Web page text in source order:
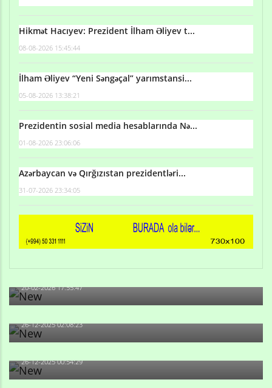
Hikmət Hacıyev: Prezident İlham Əliyev t...
08-08-2026 15:45:44
İlham Əliyev “Yeni Səngəçal” yarımstansi...
05-08-2026 13:38:21
Prezidentin sosial media hesablarında Nə...
01-08-2026 23:06:06
Azərbaycan və Qırğızıstan prezidentləri...
31-07-2026 23:34:05
Qulu Məhərrəmli: Sosial şəbəkələrdə söyüş niyə artıb?
20-02-2026 17:55:47
Məni bura NAZİR GÖNDƏRİB - 1937-ci ildən fəaliyyətdə
olan və...
26-12-2025 02:08:23
-Ay qız, sən məhkəməni udmayacaqsan... Sən bilirsən
də, məni...
26-12-2025 00:54:29